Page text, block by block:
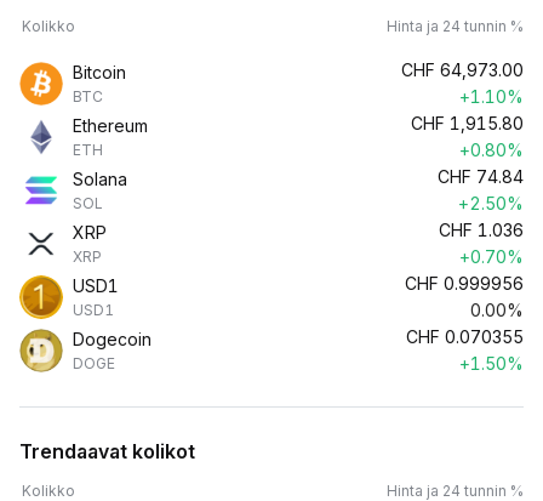
Kolikko Hinta ja 24 tunnin %
Bitcoin
BTC
CHF 64,973.00
+1.10%
Ethereum
ETH
CHF 1,915.80
+0.80%
Solana
SOL
CHF 74.84
+2.50%
XRP
XRP
CHF 1.036
+0.70%
USD1
USD1
CHF 0.999956
0.00%
Dogecoin
DOGE
CHF 0.070355
+1.50%
Trendaavat kolikot
Kolikko Hinta ja 24 tunnin %